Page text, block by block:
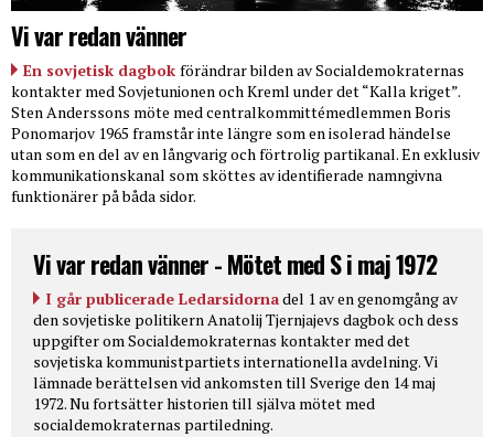
Vi var redan vänner
En sovjetisk dagbok förändrar bilden av Socialdemokraternas
kontakter med Sovjetunionen och Kreml under det “Kalla kriget”.
Sten Anderssons möte med centralkommittémedlemmen Boris
Ponomarjov 1965 framstår inte längre som en isolerad händelse
utan som en del av en långvarig och förtrolig partikanal. En exklusiv
kommunikationskanal som sköttes av identifierade namngivna
funktionärer på båda sidor.
Vi var redan vänner - Mötet med S i maj 1972
I går publicerade Ledarsidornadel 1 av en genomgång av
den sovjetiske politikern Anatolij Tjernjajevs dagbok och dess
uppgifter om Socialdemokraternas kontakter med det
sovjetiska kommunistpartiets internationella avdelning. Vi
lämnade berättelsen vid ankomsten till Sverige den 14 maj
1972. Nu fortsätter historien till själva mötet med
socialdemokraternas partiledning.